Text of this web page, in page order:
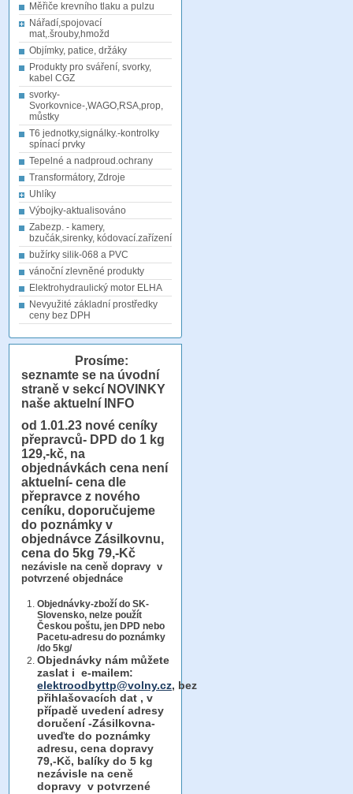
Měřiče krevního tlaku a pulzu
Nářadí,spojovací
mat,.šrouby,hmožd
Objímky, patice, držáky
Produkty pro sváření, svorky,
kabel CGZ
svorky-
Svorkovnice-,WAGO,RSA,prop,
můstky
T6 jednotky,signálky.-kontrolky
spínací prvky
Tepelné a nadproud.ochrany
Transformátory, Zdroje
Uhlíky
Výbojky-aktualisováno
Zabezp. - kamery,
bzučák,sirenky, kódovací.zařízení
bužírky silik-068 a PVC
vánoční zlevněné produkty
Elektrohydraulický motor ELHA
Nevyužité základní prostředky
ceny bez DPH
Prosíme:
seznamte se na úvodní
straně v sekcí NOVINKY
naše aktuelní INFO
od 1.01.23 nové ceníky
přepravců- DPD do 1 kg
129,-kč, na
objednávkách cena není
aktuelní- cena dle
přepravce z nového
ceníku, doporučujeme
do poznámky v
objednávce Zásilkovnu,
cena do 5kg 79,-Kč
nezávisle na ceně dopravy v
potvrzené objednáce
Objednávky-zboží do SK-
Slovensko, nelze použít
Českou poštu, jen DPD nebo
Pacetu-adresu do poznámky
/do 5kg/
Objednávky nám můžete
zaslat i e-mailem:
elektroodbyttp@volny.cz, bez
přihlašovacích dat , v
případě uvedení adresy
doručení -Zásilkovna-
uveďte do poznámky
adresu, cena dopravy
79,-Kč, balíky do 5 kg
nezávisle na ceně
dopravy v potvrzené